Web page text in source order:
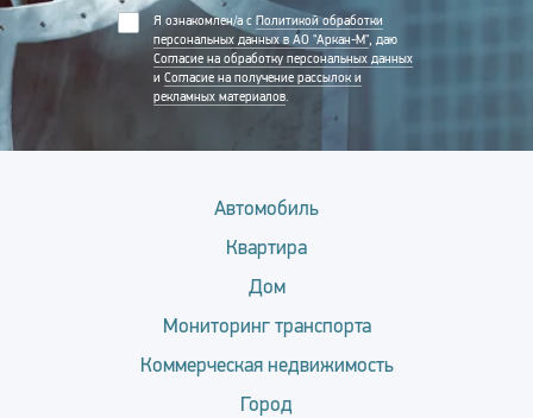
Я ознакомлен/а с Политикой обработки
персональных данных в АО "Аркан-М", даю
Согласие на обработку персональных данных
и Согласие на получение рассылок и
рекламных материалов.
Автомобиль
Квартира
Дом
Мониторинг транспорта
Коммерческая недвижимость
Город